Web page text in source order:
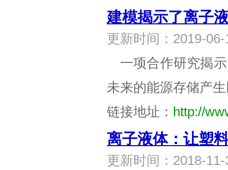
建模揭示了离子
更新时间：2019-
一项合作研究揭
未来的能源存储产
链接地址： http://
离子液体：让塑
更新时间：2018-